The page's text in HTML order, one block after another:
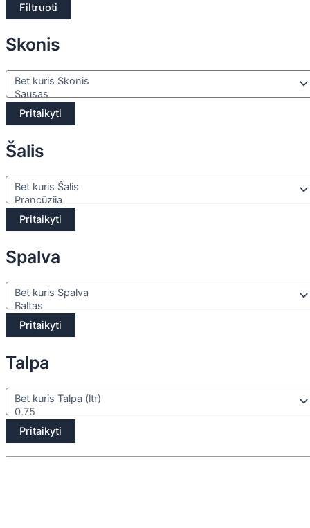
Filtruoti
Skonis
Pritaikyti
Šalis
Pritaikyti
Spalva
Pritaikyti
Talpa
Pritaikyti